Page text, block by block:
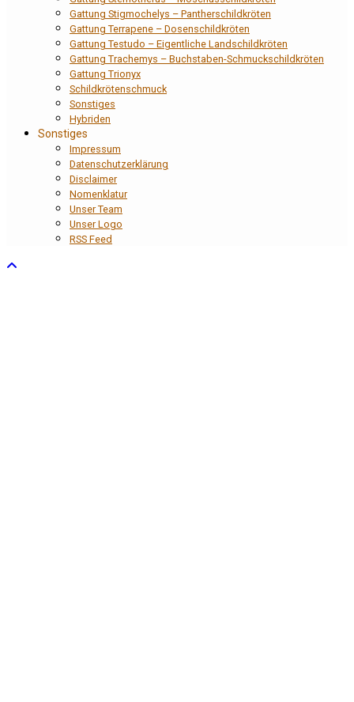
Gattung Stigmochelys – Pantherschildkröten
Gattung Terrapene – Dosenschildkröten
Gattung Testudo – Eigentliche Landschildkröten
Gattung Trachemys – Buchstaben-Schmuckschildkröten
Gattung Trionyx
Schildkrötenschmuck
Sonstiges
Hybriden
Sonstiges
Impressum
Datenschutzerklärung
Disclaimer
Nomenklatur
Unser Team
Unser Logo
RSS Feed